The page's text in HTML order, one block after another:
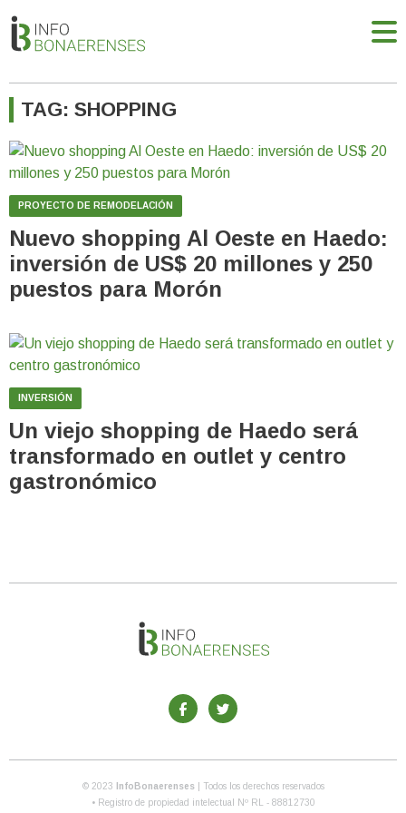
TAG: SHOPPING
PROYECTO DE REMODELACIÓN
Nuevo shopping Al Oeste en Haedo:
inversión de US$ 20 millones y 250
puestos para Morón
INVERSIÓN
Un viejo shopping de Haedo será
transformado en outlet y centro
gastronómico
© 2023 InfoBonaerenses
| Todos los derechos reservados
• Registro de propiedad intelectual Nº RL - 88812730